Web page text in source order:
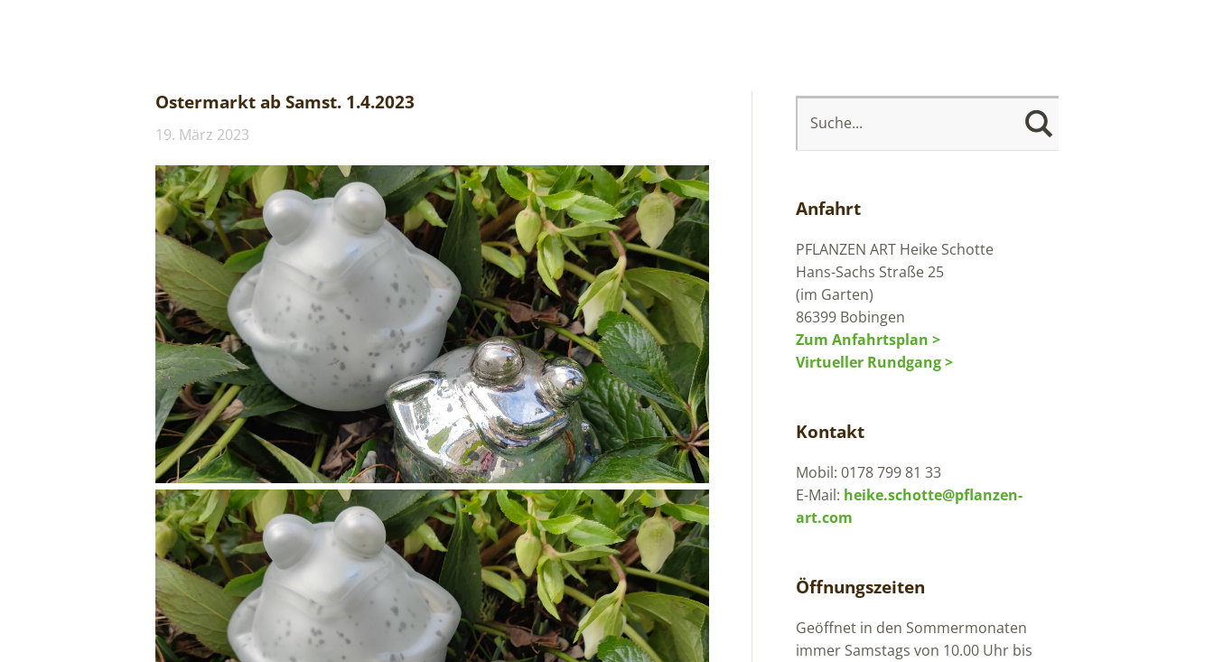
Ostermarkt ab Samst. 1.4.2023
19. März 2023
Anfahrt
PFLANZEN ARTHeike Schotte
Hans-Sachs Straße 25
(im Garten)
86399 Bobingen
Zum Anfahrtsplan >
Virtueller Rundgang >
Kontakt
Mobil: 0178 799 81 33
E-Mail: heike.schotte@pflanzen-
art.com
Öffnungszeiten
Geöffnet in den Sommermonaten
immer Samstags von 10.00 Uhr bis